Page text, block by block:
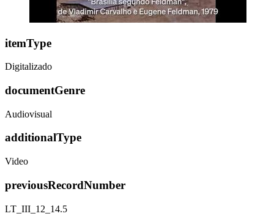
itemType
Digitalizado
documentGenre
Audiovisual
additionalType
Video
previousRecordNumber
LT_III_12_14.5